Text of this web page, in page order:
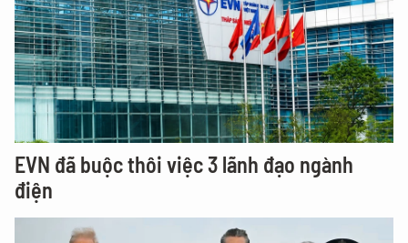
EVN đã buộc thôi việc 3 lãnh đạo ngành
điện